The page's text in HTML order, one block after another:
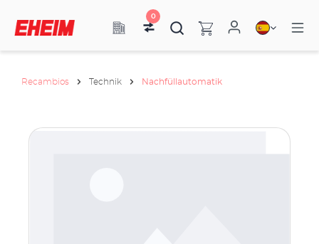
0
Recambios Technik Nachfüllautomatik